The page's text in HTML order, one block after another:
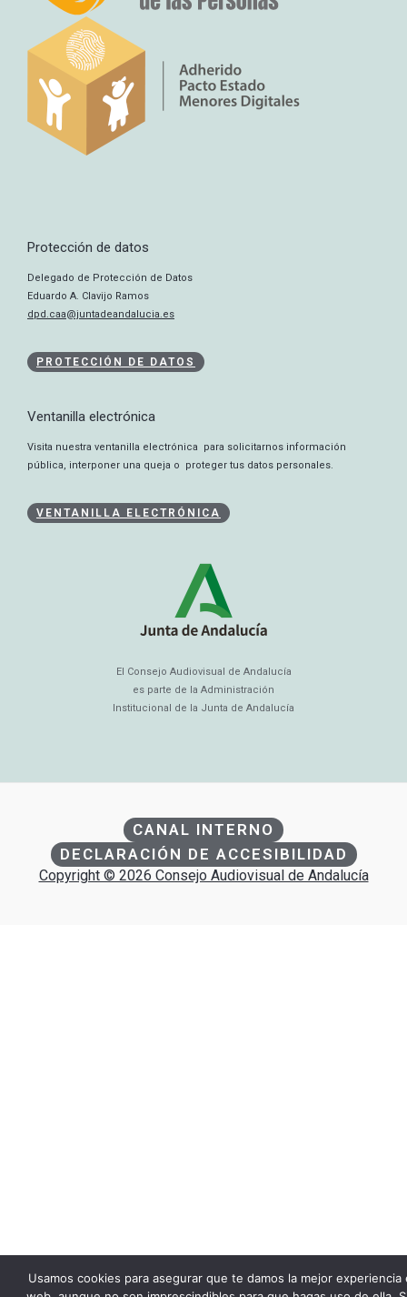
Protección de datos
Delegado de Protección de Datos
Eduardo A. Clavijo Ramos
dpd.caa@juntadeandalucia.es
PROTECCIÓN DE DATOS
Ventanilla electrónica
Visita nuestra ventanilla electrónica para solicitarnos información
pública, interponer una queja o proteger tus datos personales.
VENTANILLA ELECTRÓNICA
El Consejo Audiovisual de Andalucía
es parte de la Administración
Institucional de la Junta de Andalucía
CANAL INTERNO
DECLARACIÓN DE ACCESIBILIDAD
Copyright © 2026 Consejo Audiovisual de Andalucía
Usamos cookies para asegurar que te damos la mejor experiencia